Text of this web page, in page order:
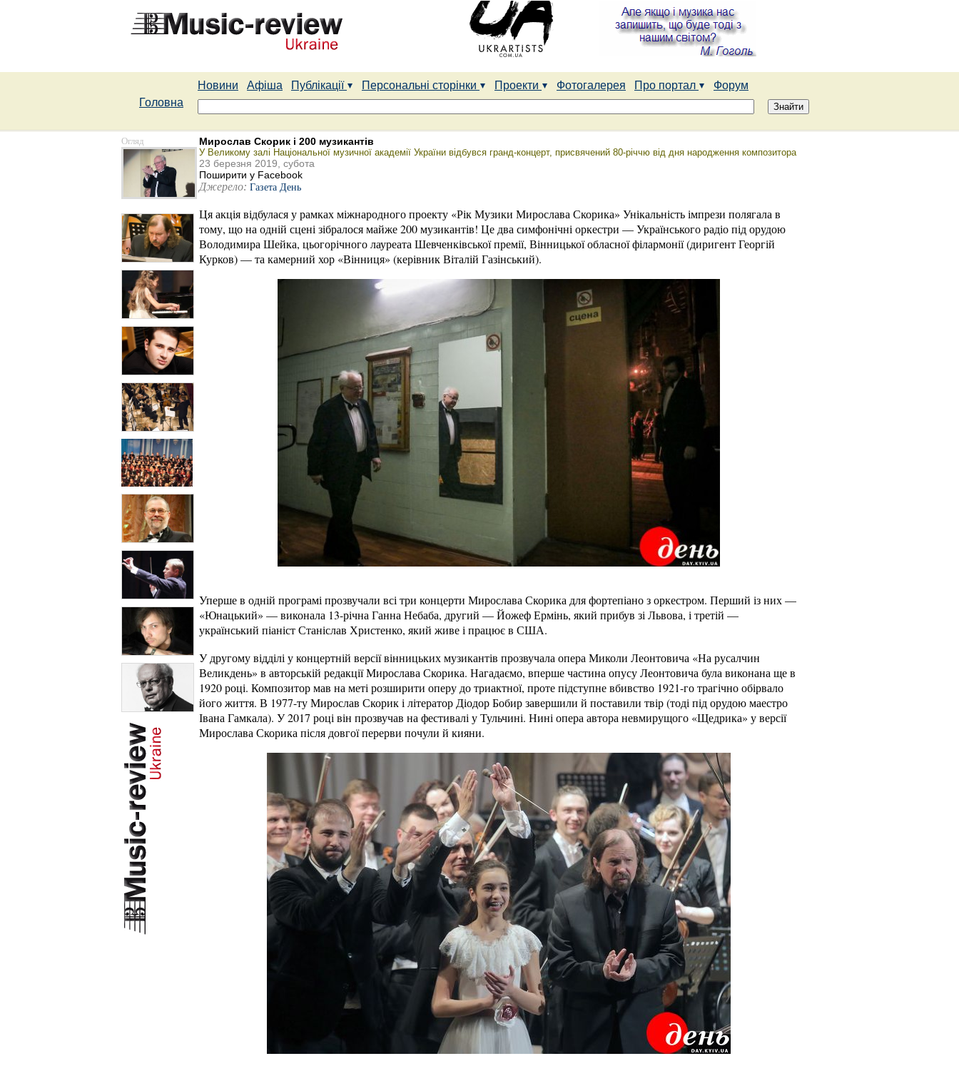
Новини Афіша Публікації Персональні сторінки Проекти Фотогалерея Про портал
Форум
Головна
Огляд Мирослав Скорик і 200 музикантів
У Великому залі Національної музичної академії України відбувся гранд-концерт, присвячений 80-річчю від дня народження композитора
23 березня 2019, субота
Поширити у Facebook
Джерело: Газета День
Ця акція відбулася у рамках міжнародного проекту «Рік Музики Мирослава Скорика» Унікальність імпрези полягала в
тому, що на одній сцені зібралося майже 200 музикантів! Це два симфонічні оркестри — Українського радіо під орудою
Володимира Шейка, цьогорічного лауреата Шевченківської премії, Вінницької обласної філармонії (диригент Георгій
Курков) — та камерний хор «Вінниця» (керівник Віталій Газінський).
Уперше в одній програмі прозвучали всі три концерти Мирослава Скорика для фортепіано з оркестром. Перший із них —
«Юнацький» — виконала 13-річна Ганна Небаба, другий — Йожеф Ермінь, який прибув зі Львова, і третій —
український піаніст Станіслав Христенко, який живе і працює в США.
У другому відділі у концертній версії вінницьких музикантів прозвучала опера Миколи Леонтовича «На русалчин
Великдень» в авторській редакції Мирослава Скорика. Нагадаємо, вперше частина опусу Леонтовича була виконана ще в
1920 році. Композитор мав на меті розширити оперу до триактної, проте підступне вбивство 1921-го трагічно обірвало
його життя. В 1977-ту Мирослав Скорик і літератор Діодор Бобир завершили й поставили твір (тоді під орудою маестро
Івана Гамкала). У 2017 році він прозвучав на фестивалі у Тульчині. Нині опера автора невмирущого «Щедрика» у версії
Мирослава Скорика після довгої перерви почули й кияни.